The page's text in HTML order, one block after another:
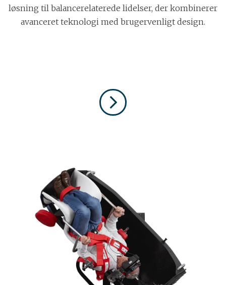
løsning til balancerelaterede lidelser, der kombinerer
avanceret teknologi med brugervenligt design.